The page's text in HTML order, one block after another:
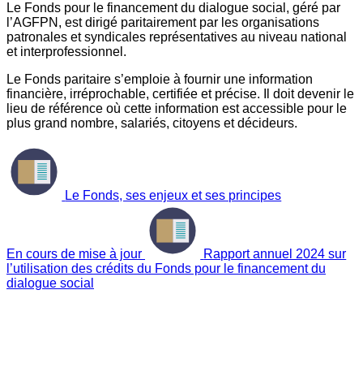
Le Fonds pour le financement du dialogue social, géré par
l’AGFPN, est dirigé paritairement par les organisations
patronales et syndicales représentatives au niveau national
et interprofessionnel.
Le Fonds paritaire s’emploie à fournir une information
financière, irréprochable, certifiée et précise. Il doit devenir le
lieu de référence où cette information est accessible pour le
plus grand nombre, salariés, citoyens et décideurs.
Le Fonds, ses enjeux et ses principes
En cours de mise à jour
Rapport annuel 2024 sur
l’utilisation des crédits du Fonds pour le financement du
dialogue social